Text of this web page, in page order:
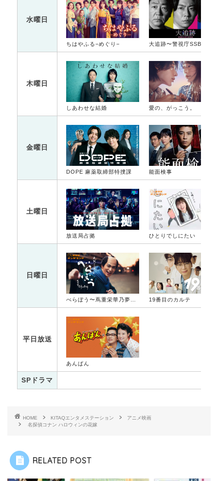
水曜日
ちはやふる−めぐり−
木曜日
しあわせな結婚 愛の、がっこう。
金曜日
DOPE 麻薬取締部特捜課 能面検事
土曜日
放送局占拠 ひとりでしにたい
日曜日
べらぼう〜蔦重栄華乃夢噺〜 19番目のカルテ
平日放送
あんぱん
SPドラマ
HOME KITAQエンタメステーション
アニメ映画
名探偵コナン ハロウィンの花嫁
RELATED POST